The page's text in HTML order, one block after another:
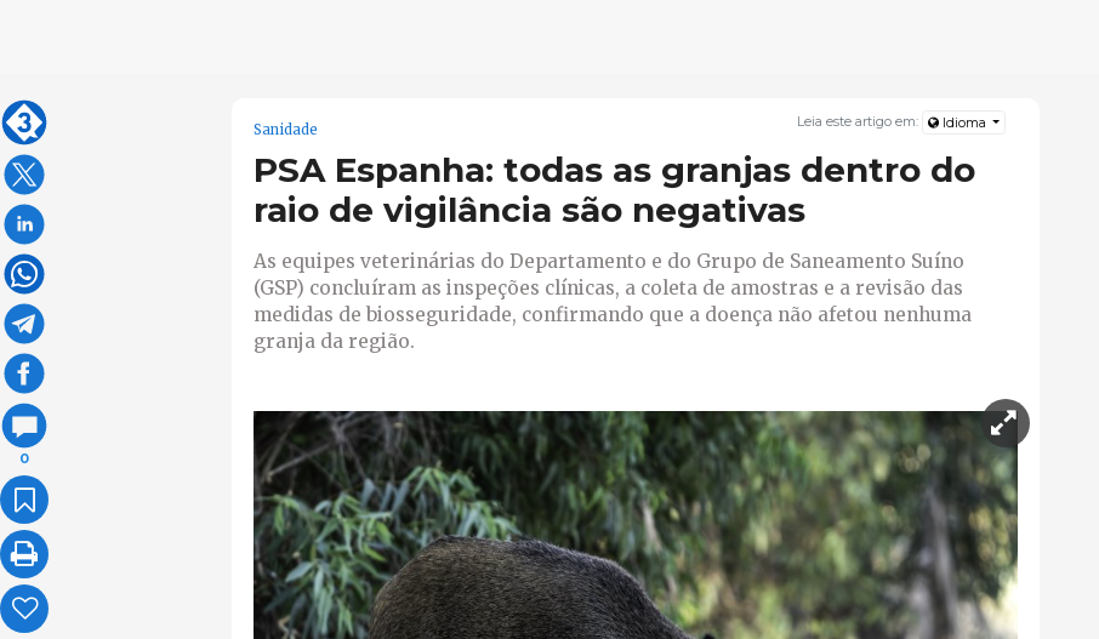
0
Leia este artigo em: Idioma
Sanidade
PSA Espanha: todas as granjas dentro do
raio de vigilância são negativas
As equipes veterinárias do Departamento e do Grupo de Saneamento Suíno
(GSP) concluíram as inspeções clínicas, a coleta de amostras e a revisão das
medidas de biosseguridade, confirmando que a doença não afetou nenhuma
granja da região.